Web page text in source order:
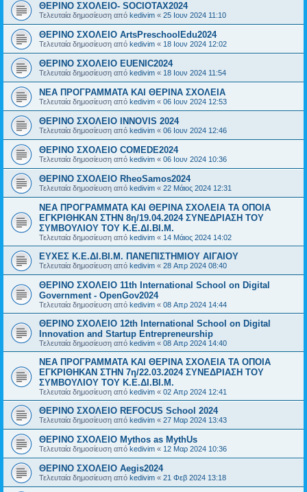
ΘΕΡΙΝΟ ΣΧΟΛΕΙΟ- SOCIOTAX2024
Τελευταία δημοσίευση από kedivim « 25 Ιουν 2024 11:10
ΘΕΡΙΝΟ ΣΧΟΛΕΙΟ ArtsPreschoolEdu2024
Τελευταία δημοσίευση από kedivim « 18 Ιουν 2024 12:02
ΘΕΡΙΝΟ ΣΧΟΛΕΙΟ EUENIC2024
Τελευταία δημοσίευση από kedivim « 18 Ιουν 2024 11:54
NEA ΠΡΟΓΡΑΜΜΑΤΑ ΚΑΙ ΘΕΡΙΝΑ ΣΧΟΛΕΙΑ
Τελευταία δημοσίευση από kedivim « 06 Ιουν 2024 12:53
ΘΕΡΙΝΟ ΣΧΟΛΕΙΟ INNOVIS 2024
Τελευταία δημοσίευση από kedivim « 06 Ιουν 2024 12:46
ΘΕΡΙΝΟ ΣΧΟΛΕΙΟ COMEDE2024
Τελευταία δημοσίευση από kedivim « 06 Ιουν 2024 10:36
ΘΕΡΙΝΟ ΣΧΟΛΕΙΟ RheoSamos2024
Τελευταία δημοσίευση από kedivim « 22 Μάιος 2024 12:31
NEA ΠΡΟΓΡΑΜΜΑΤΑ ΚΑΙ ΘΕΡΙΝΑ ΣΧΟΛΕΙΑ ΤΑ ΟΠΟΙΑ
ΕΓΚΡΙΘΗΚΑΝ ΣΤΗΝ 8η/19.04.2024 ΣΥΝΕΔΡΙΑΣΗ ΤΟΥ
ΣΥΜΒΟΥΛΙΟΥ ΤΟΥ Κ.Ε.ΔΙ.ΒΙ.Μ.
Τελευταία δημοσίευση από kedivim « 14 Μάιος 2024 14:02
ΕΥΧΕΣ Κ.Ε.ΔΙ.ΒΙ.Μ. ΠΑΝΕΠΙΣΤΗΜΙΟΥ ΑΙΓΑΙΟΥ
Τελευταία δημοσίευση από kedivim « 28 Απρ 2024 08:40
ΘΕΡΙΝΟ ΣΧΟΛΕΙΟ 11th International School on Digital
Government - OpenGov2024
Τελευταία δημοσίευση από kedivim « 08 Απρ 2024 14:44
ΘΕΡΙΝΟ ΣΧΟΛΕΙΟ 12th International School on Digital
Innovation and Startup Entrepreneurship
Τελευταία δημοσίευση από kedivim « 08 Απρ 2024 14:40
NEA ΠΡΟΓΡΑΜΜΑΤΑ ΚΑΙ ΘΕΡΙΝΑ ΣΧΟΛΕΙΑ ΤΑ ΟΠΟΙΑ
ΕΓΚΡΙΘΗΚΑΝ ΣΤΗΝ 7η/22.03.2024 ΣΥΝΕΔΡΙΑΣΗ ΤΟΥ
ΣΥΜΒΟΥΛΙΟΥ ΤΟΥ Κ.Ε.ΔΙ.ΒΙ.Μ.
Τελευταία δημοσίευση από kedivim « 02 Απρ 2024 12:41
ΘΕΡΙΝΟ ΣΧΟΛΕΙΟ REFOCUS School 2024
Τελευταία δημοσίευση από kedivim « 27 Μαρ 2024 13:43
ΘΕΡΙΝΟ ΣΧΟΛΕΙΟ Mythos as MythUs
Τελευταία δημοσίευση από kedivim « 12 Μαρ 2024 10:36
ΘΕΡΙΝΟ ΣΧΟΛΕΙΟ Aegis2024
Τελευταία δημοσίευση από kedivim « 21 Φεβ 2024 13:18